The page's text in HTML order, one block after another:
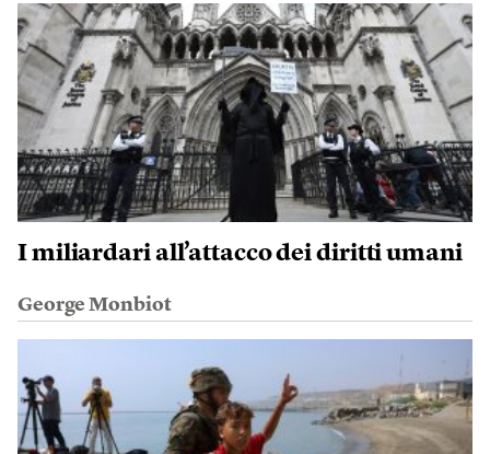
I miliardari all’attacco dei diritti umani
George Monbiot